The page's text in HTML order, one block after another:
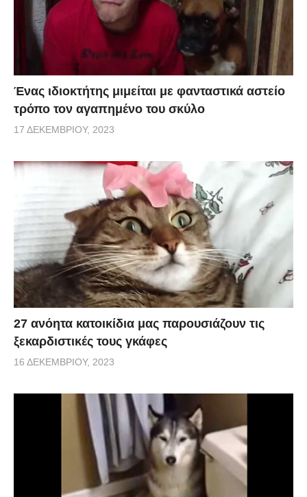
Ένας ιδιοκτήτης μιμείται με φανταστικά αστείο
τρόπο τον αγαπημένο του σκύλο
17 ΔΕΚΕΜΒΡΊΟΥ, 2023
27 ανόητα κατοικίδια μας παρουσιάζουν τις
ξεκαρδιστικές τους γκάφες
16 ΔΕΚΕΜΒΡΊΟΥ, 2023